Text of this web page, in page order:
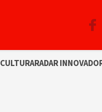
CULTURARADAR